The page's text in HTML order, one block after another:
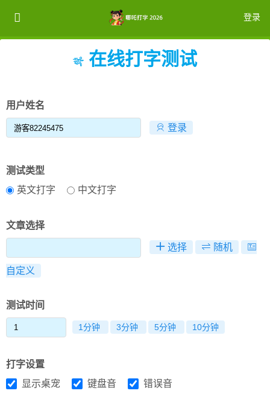
登录
在线打字测试
用户姓名
登录
测试类型
英文打字
中文打字
文章选择
选择 随机
自定义
测试时间
1分钟 3分钟 5分钟 10分钟
打字设置
显示桌宠
键盘音 错误音